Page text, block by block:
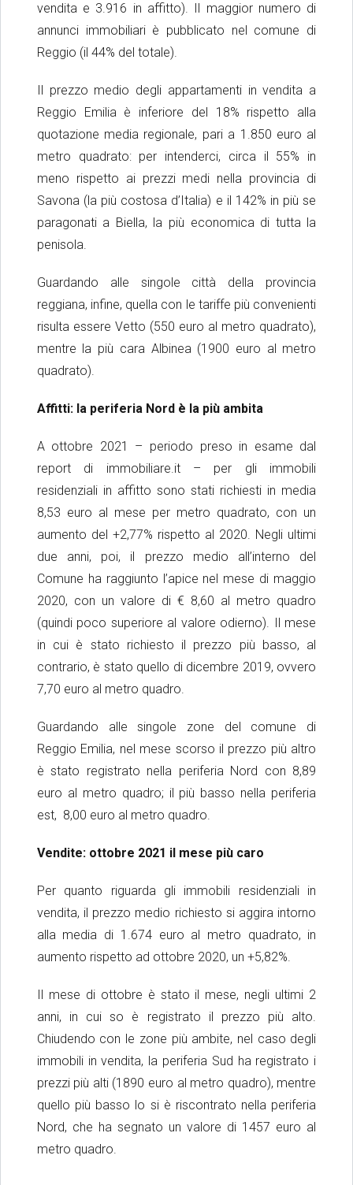
vendita e 3.916 in affitto). Il maggior numero di
annunci immobiliari è pubblicato nel comune di
Reggio (il 44% del totale).
Il prezzo medio degli appartamenti in vendita a
Reggio Emilia è inferiore del 18% rispetto alla
quotazione media regionale, pari a 1.850 euro al
metro quadrato: per intenderci, circa il 55% in
meno rispetto ai prezzi medi nella provincia di
Savona (la più costosa d’Italia) e il 142% in più se
paragonati a Biella, la più economica di tutta la
penisola.
Guardando alle singole città della provincia
reggiana, infine, quella con le tariffe più convenienti
risulta essere Vetto (550 euro al metro quadrato),
mentre la più cara Albinea (1900 euro al metro
quadrato).
Affitti: la periferia Nord è la più ambita
A ottobre 2021 – periodo preso in esame dal
report di immobiliare.it – per gli immobili
residenziali in affitto sono stati richiesti in media
8,53 euro al mese per metro quadrato, con un
aumento del +2,77% rispetto al 2020. Negli ultimi
due anni, poi, il prezzo medio all’interno del
Comune ha raggiunto l’apice nel mese di maggio
2020, con un valore di € 8,60 al metro quadro
(quindi poco superiore al valore odierno). Il mese
in cui è stato richiesto il prezzo più basso, al
contrario, è stato quello di dicembre 2019, ovvero
7,70 euro al metro quadro.
Guardando alle singole zone del comune di
Reggio Emilia, nel mese scorso il prezzo più altro
è stato registrato nella periferia Nord con 8,89
euro al metro quadro; il più basso nella periferia
est, 8,00 euro al metro quadro.
Vendite: ottobre 2021 il mese più caro
Per quanto riguarda gli immobili residenziali in
vendita, il prezzo medio richiesto si aggira intorno
alla media di 1.674 euro al metro quadrato, in
aumento rispetto ad ottobre 2020, un +5,82%.
Il mese di ottobre è stato il mese, negli ultimi 2
anni, in cui so è registrato il prezzo più alto.
Chiudendo con le zone più ambite, nel caso degli
immobili in vendita, la periferia Sud ha registrato i
prezzi più alti (1890 euro al metro quadro), mentre
quello più basso lo si è riscontrato nella periferia
Nord, che ha segnato un valore di 1457 euro al
metro quadro.